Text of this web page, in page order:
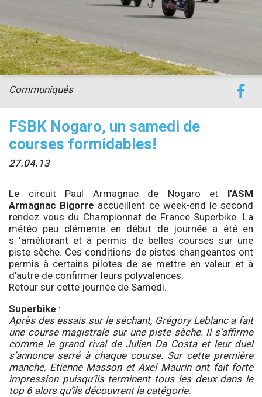
FSBK Nogaro, un samedi de
courses formidables!
27.04.13
Communiqués
Le circuit Paul Armagnac de Nogaro et l’ASM
Armagnac Bigorre accueillent ce week-end le second
rendez vous du Championnat de France Superbike. La
météo peu clémente en début de journée a été en
s ‘améliorant et à permis de belles courses sur une
piste sèche. Ces conditions de pistes changeantes ont
permis à certains pilotes de se mettre en valeur et à
d’autre de confirmer leurs polyvalences.
Retour sur cette journée de Samedi.
Superbike :
Après des essais sur le séchant, Grégory Leblanc a fait
une course magistrale sur une piste sèche. Il s’affirme
comme le grand rival de Julien Da Costa et leur duel
s’annonce serré à chaque course. Sur cette première
manche, Etienne Masson et Axel Maurin ont fait forte
impression puisqu’ils terminent tous les deux dans le
top 6 alors qu’ils découvrent la catégorie.